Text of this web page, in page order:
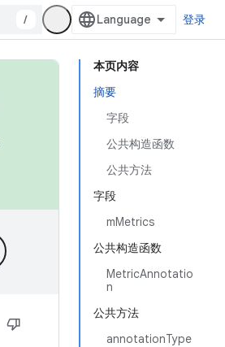
/ 登录
本页内容
摘要
字段
公共构造函数
公共方法
字段
mMetrics
公共构造函数
MetricAnnotatio
n
公共方法
annotationType